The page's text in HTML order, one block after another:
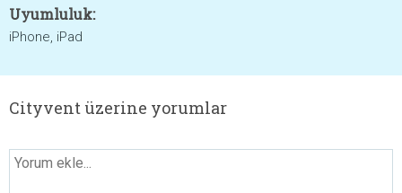
Uyumluluk:
iPhone, iPad
Cityvent üzerine yorumlar